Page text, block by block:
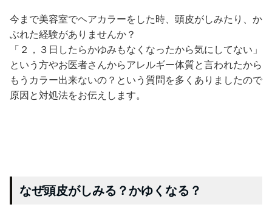
今まで美容室でヘアカラーをした時、頭皮がしみたり、か
ぶれた経験がありませんか？
「２，３日したらかゆみもなくなったから気にしてない」
という方やお医者さんからアレルギー体質と言われたから
もうカラー出来ないの？という質問を多くありましたので
原因と対処法をお伝えします。
なぜ頭皮がしみる？かゆくなる？